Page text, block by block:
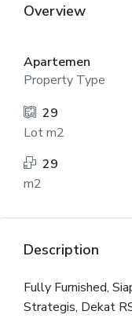
Overview
Apartemen
Property Type
29
Lot m2
29
m2
Description
Fully Furnished,
Strategis, Dekat